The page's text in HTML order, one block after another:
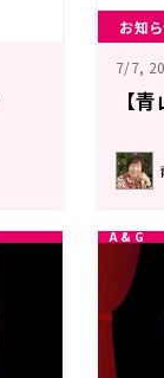
お知
7/7,
【